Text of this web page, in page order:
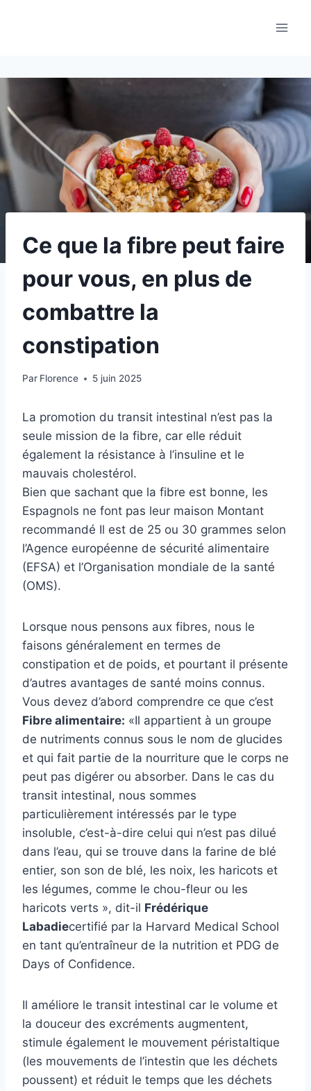
Ce que la fibre peut faire
pour vous, en plus de
combattre la
constipation
Par Florence 5 juin 2025
La promotion du transit intestinal n’est pas la
seule mission de la fibre, car elle réduit
également la résistance à l’insuline et le
mauvais cholestérol.
Bien que sachant que la fibre est bonne, les
Espagnols ne font pas leur maison Montant
recommandé Il est de 25 ou 30 grammes selon
l’Agence européenne de sécurité alimentaire
(EFSA) et l’Organisation mondiale de la santé
(OMS).
Lorsque nous pensons aux fibres, nous le
faisons généralement en termes de
constipation et de poids, et pourtant il présente
d’autres avantages de santé moins connus.
Vous devez d’abord comprendre ce que c’est
Fibre alimentaire: «Il appartient à un groupe
de nutriments connus sous le nom de glucides
et qui fait partie de la nourriture que le corps ne
peut pas digérer ou absorber. Dans le cas du
transit intestinal, nous sommes
particulièrement intéressés par le type
insoluble, c’est-à-dire celui qui n’est pas dilué
dans l’eau, qui se trouve dans la farine de blé
entier, son son de blé, les noix, les haricots et
les légumes, comme le chou-fleur ou les
haricots verts », dit-il Frédérique
Labadiecertifié par la Harvard Medical School
en tant qu’entraîneur de la nutrition et PDG de
Days of Confidence.
Il améliore le transit intestinal car le volume et
la douceur des excréments augmentent,
stimule également le mouvement péristaltique
(les mouvements de l’intestin que les déchets
poussent) et réduit le temps que les déchets